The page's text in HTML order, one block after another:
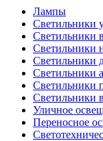
Лампы
Светильники
Светильники
Светильники
Светильники
Светильники
Светильники
Светильники
Уличное
Переносное